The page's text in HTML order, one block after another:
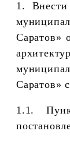
1. Внести
Саратов»
Саратов»
1.1.